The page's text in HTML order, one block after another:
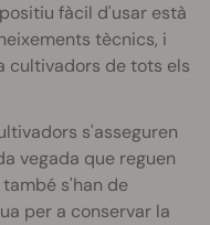
fàcil d'usar està
tècnics, i
cultivadors de tots els
s'asseguren
vegada que reguen
s'han de
per a conservar la